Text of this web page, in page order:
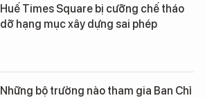
Huế Times Square bị cưỡng chế tháo
dỡ hạng mục xây dựng sai phép
Những bộ trưởng nào tham gia Ban Chỉ